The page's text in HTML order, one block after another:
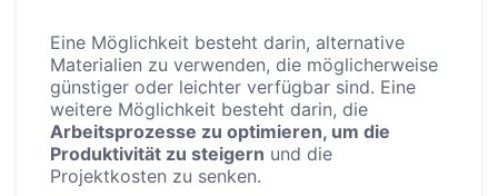
Eine Möglichkeit besteht darin, alternative
Materialien zu verwenden, die möglicherweise
günstiger oder leichter verfügbar sind. Eine
weitere Möglichkeit besteht darin, die
Arbeitsprozesse zu optimieren, um die
Produktivität zu steigern und die
Projektkosten zu senken.